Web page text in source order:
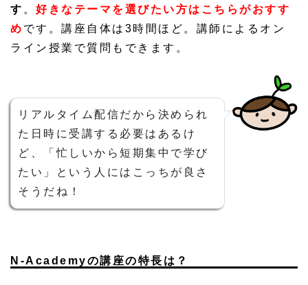
す 。 好きなテーマを選びたい方はこちらがおすす
め です。講座自体は3時間ほど。講師によるオン
ライン授業で質問もできます。
リアルタイム配信だから決められ
た日時に受講する必要はあるけ
ど、「忙しいから短期集中で学び
たい」という人にはこっちが良さ
そうだね！
N-Academyの講座の特長は？